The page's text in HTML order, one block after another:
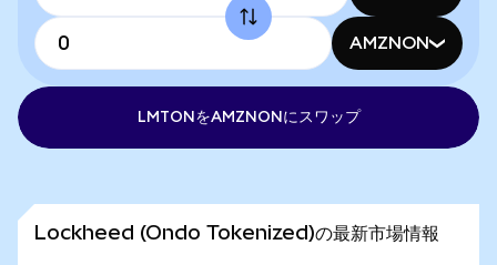
AMZNON
LMTONをAMZNONにスワップ
Lockheed (Ondo Tokenized)の最新市場情報